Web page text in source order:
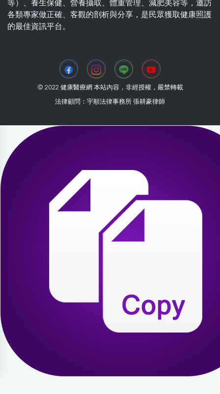
等）、養生保健、營養攝取、體重管理、減肥美容等，邀訪
各類專家做正確、客觀的剖析與分享，是民眾獲取健康照護
的最佳資訊平台。
© 2022 健康醫療網 本站內容，非經授權，嚴禁轉載
法律顧問：宇順法律事務所 張耕豪律師